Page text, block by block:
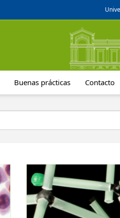
Buenas prácticas Contacto